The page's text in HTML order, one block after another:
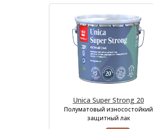
Unica Super Strong 20
Полуматовый износостойкий
защитный лак